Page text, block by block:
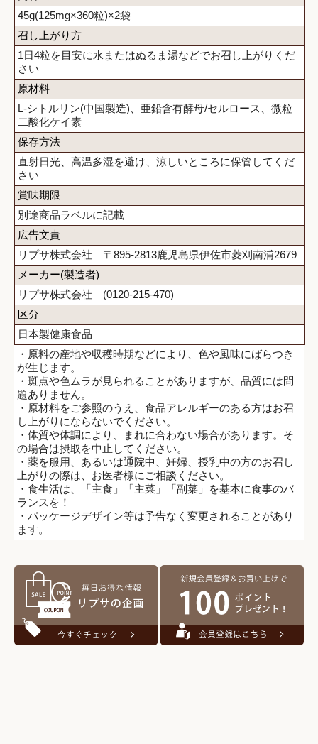
45g(125mg×360粒)×2袋
召し上がり方
1日4粒を目安に水またはぬるま湯などでお召し上がりくだ
さい
原材料
L-シトルリン(中国製造)、亜鉛含有酵母/セルロース、微粒
二酸化ケイ素
保存方法
直射日光、高温多湿を避け、涼しいところに保管してくだ
さい
賞味期限
別途商品ラベルに記載
広告文責
リプサ株式会社 〒895-2813鹿児島県伊佐市菱刈南浦2679
メーカー(製造者)
リプサ株式会社 (0120-215-470)
区分
日本製健康食品
・原料の産地や収穫時期などにより、色や風味にばらつき
が生じます。
・斑点や色ムラが見られることがありますが、品質には問
題ありません。
・原材料をご参照のうえ、食品アレルギーのある方はお召
し上がりにならないでください。
・体質や体調により、まれに合わない場合があります。そ
の場合は摂取を中止してください。
・薬を服用、あるいは通院中、妊婦、授乳中の方のお召し
上がりの際は、お医者様にご相談ください。
・食生活は、「主食」「主菜」「副菜」を基本に食事のバ
ランスを！
・パッケージデザイン等は予告なく変更されることがあり
ます。